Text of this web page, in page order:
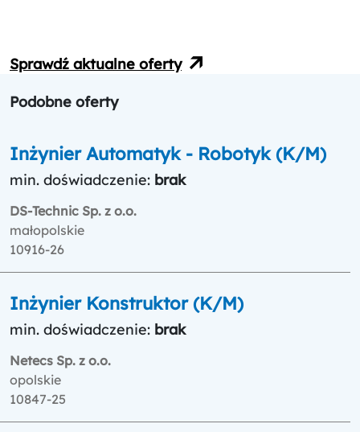
Sprawdź aktualne oferty
Podobne oferty
Inżynier Automatyk - Robotyk (K/M)
min. doświadczenie: brak
DS-Technic Sp. z o.o.
małopolskie
10916-26
Inżynier Konstruktor (K/M)
min. doświadczenie: brak
Netecs Sp. z o.o.
opolskie
10847-25